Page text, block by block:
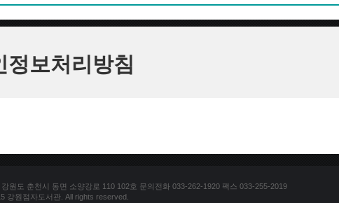
정보처리방침
원도 춘천시 동면 소양강로 110 102호 문의전화 033-262-1920 팩스 033-255-2019
강원점자도서관. All rights reserved.